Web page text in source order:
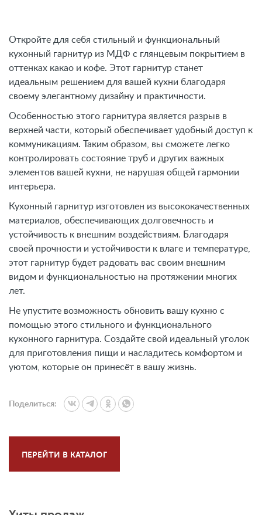
Откройте для себя стильный и функциональный
кухонный гарнитур из МДФ с глянцевым покрытием в
оттенках какао и кофе. Этот гарнитур станет
идеальным решением для вашей кухни благодаря
своему элегантному дизайну и практичности.
Особенностью этого гарнитура является разрыв в
верхней части, который обеспечивает удобный доступ к
коммуникациям. Таким образом, вы сможете легко
контролировать состояние труб и других важных
элементов вашей кухни, не нарушая общей гармонии
интерьера.
Кухонный гарнитур изготовлен из высококачественных
материалов, обеспечивающих долговечность и
устойчивость к внешним воздействиям. Благодаря
своей прочности и устойчивости к влаге и температуре,
этот гарнитур будет радовать вас своим внешним
видом и функциональностью на протяжении многих
лет.
Не упустите возможность обновить вашу кухню с
помощью этого стильного и функционального
кухонного гарнитура. Создайте свой идеальный уголок
для приготовления пищи и насладитесь комфортом и
уютом, которые он принесёт в вашу жизнь.
Поделиться:
ПЕРЕЙТИ В КАТАЛОГ